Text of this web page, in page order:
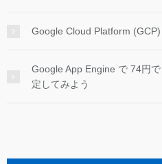
Google Cloud Platform
Google App Engine で 74円
定してみよう